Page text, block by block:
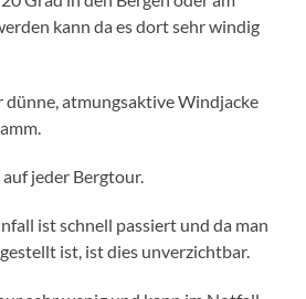
kann da es dort sehr windig
dünne, atmungsaktive Windjacke
jeder Bergtour.
ist schnell passiert und da man
ist, ist dies unverzichtbar.